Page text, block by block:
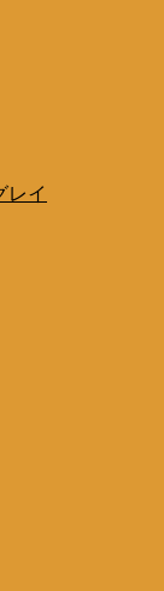
レイ